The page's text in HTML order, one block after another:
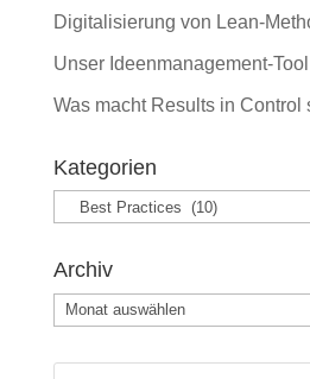
Digitalisierung von Lean-
Unser Ideenmanagement-
Was macht Results in Control
Kategorien
Kategorien
Archiv
Archiv